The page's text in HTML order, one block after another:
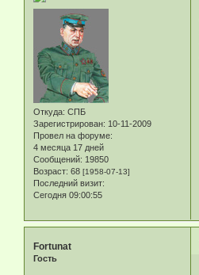
Откуда: СПБ
Зарегистрирован: 10-11-2009
Провел на форуме:
4 месяца 17 дней
Сообщений: 19850
Возраст: 68 [1958-07-13]
Последний визит:
Сегодня 09:00:55
Fortunat
Гость